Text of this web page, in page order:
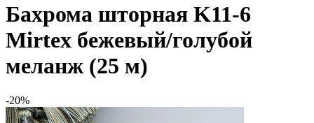
Бахрома шторная K11-6
Mirtex бежевый/голубой
меланж (25 м)
-20%